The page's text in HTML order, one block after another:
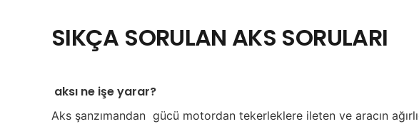
SIKÇA SORULAN AKS SORULARI
aksı ne işe yarar?
Aks şanzımandan gücü motordan tekerleklere ileten ve aracın